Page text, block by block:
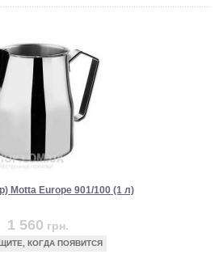
Motta Europe 901/100 (1 л)
1 560 грн.
КОГДА ПОЯВИТСЯ